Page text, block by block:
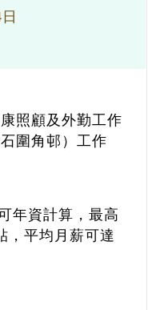
照顧及外勤工作
圍角邨）工作
年資計算，最高
，平均月薪可達